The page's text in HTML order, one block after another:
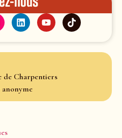
de Charpentiers